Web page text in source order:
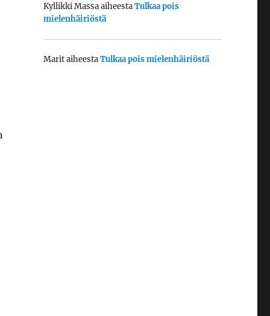
Kyllikki MassaaiheestaTulkaa pois
mielenhäiriöstä
MaritaiheestaTulkaa pois mielenhäiriöstä